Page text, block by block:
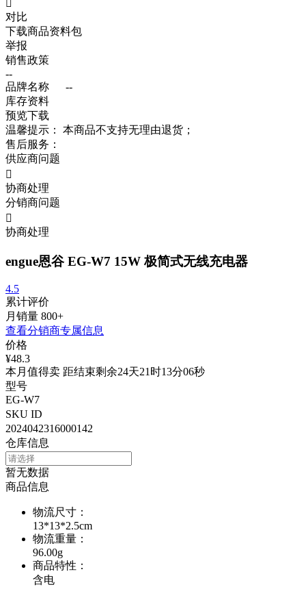
对比
下载商品资料包
举报
销售政策
--
品牌名称
--
库存资料
预览下载
温馨提示：
本商品不支持无理由退货；
售后服务：
供应商问题

协商处理
分销商问题

协商处理
engue恩谷 EG-W7 15W 极简式无线充电器
4.5
累计评价
月销量 800+
查看分销商专属信息
价格
¥48.3
本月值得卖 距结束剩余24天21时13分06秒
型号
EG-W7
SKU ID
2024042316000142
仓库信息
暂无数据
商品信息
物流尺寸 ：
13*13*2.5cm
物流重量 ：
96.00g
商品特性 ：
含电